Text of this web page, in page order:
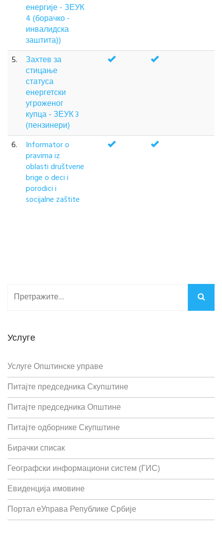
енергије - ЗЕУК
4 (борачко -
инвалидска
заштита))
5.
Захтев за
стицање
статуса
енергетски
угроженог
купца - ЗЕУК 3
(пензинери)
6.
Informator o
pravima iz
oblasti društvene
brige o deci i
porodici i
socijalne zaštite
Услуге
Услуге Општинске управе
Питајте председника Скупштине
Питајте председника Општине
Питајте одборнике Скупштине
Бирачки списак
Географски информациони систем (ГИС)
Евиденција имовине
Портал еУправа Републике Србије